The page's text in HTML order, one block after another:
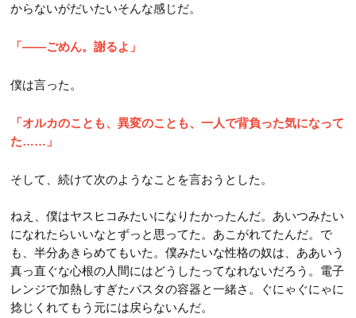
からないがだいたいそんな感じだ。
「――ごめん。謝るよ」
僕は言った。
「オルカのことも、異変のことも、一人で背負った気になって
た……」
そして、続けて次のようなことを言おうとした。
ねえ、僕はヤスヒコみたいになりたかったんだ。あいつみたい
になれたらいいなとずっと思ってた。あこがれてたんだ。で
も、半分あきらめてもいた。僕みたいな性格の奴は、ああいう
真っ直ぐな心根の人間にはどうしたってなれないだろう。電子
レンジで加熱しすぎたパスタの容器と一緒さ。ぐにゃぐにゃに
捻じくれてもう元には戻らないんだ。